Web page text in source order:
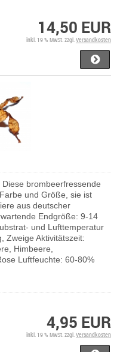
14,50 EUR
inkl. 19 % MwSt. zzgl. Versandkosten
brombeerfressende
und Größe, sie ist
aus deutscher
Endgröße: 9-14
und Lufttemperatur
Zweige Aktivitätszeit:
Himbeere,
Luftfeuchte: 60-80%
4,95 EUR
inkl. 19 % MwSt. zzgl.Versandkosten